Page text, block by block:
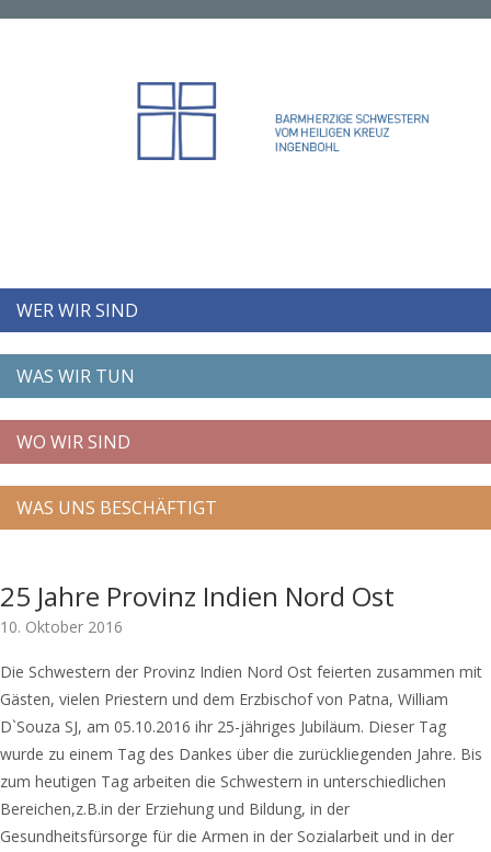
WER WIR SIND
WAS WIR TUN
WO WIR SIND
WAS UNS BESCHÄFTIGT
25 Jahre Provinz Indien Nord Ost
10. Oktober 2016
Die Schwestern der Provinz Indien Nord Ost feierten zusammen mit
Gästen, vielen Priestern und dem Erzbischof von Patna, William
D`Souza SJ, am 05.10.2016 ihr 25-jähriges Jubiläum. Dieser Tag
wurde zu einem Tag des Dankes über die zurückliegenden Jahre. Bis
zum heutigen Tag arbeiten die Schwestern in unterschiedlichen
Bereichen,z.B.in der Erziehung und Bildung, in der
Gesundheitsfürsorge für die Armen in der Sozialarbeit und in der